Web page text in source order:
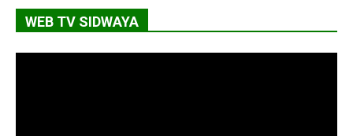
WEB TV SIDWAYA